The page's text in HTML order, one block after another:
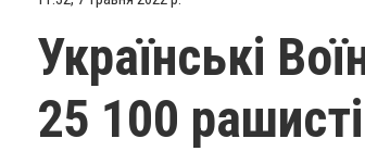
Українські
25 100